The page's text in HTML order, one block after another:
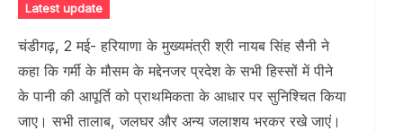
Latest update
चंडीगढ़, 2 मई- हरियाणा के मुख्यमंत्री श्री नायब सिंह सैनी ने
कहा कि गर्मी के मौसम के मद्देनजर प्रदेश के सभी हिस्सों में पीने
के पानी की आपूर्ति को प्राथमिकता के आधार पर सुनिश्चित किया
जाए। सभी तालाब, जलघर और अन्य जलाशय भरकर रखे जाएं।